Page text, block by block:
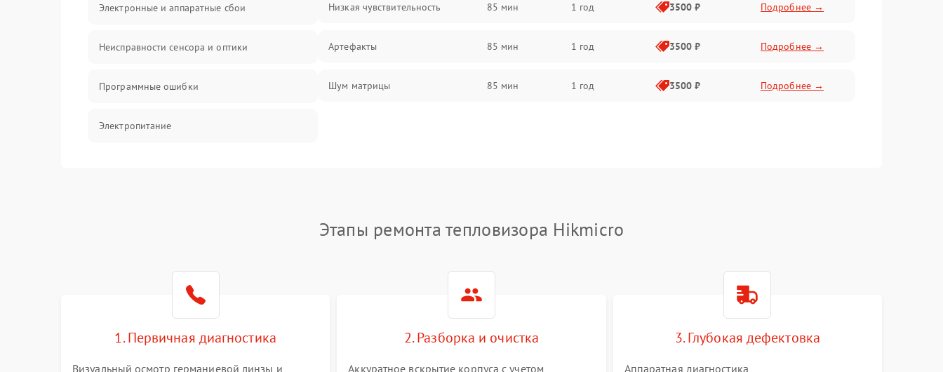
Электронные и аппаратные сбои
Неисправности сенсора и оптики
Программные ошибки
Электропитание
Температурные проблемы
Сбои коммуникаций и интерфейсов
Низкая чувствительность 85 мин 1 год 3500 ₽ Подробнее →
Артефакты 85 мин 1 год 3500 ₽ Подробнее →
Шум матрицы 85 мин 1 год 3500 ₽ Подробнее →
Этапы ремонта тепловизора Hikmicro
1. Первичная диагностика
Визуальный осмотр германиевой линзы и
2. Разборка и очистка
Аккуратное вскрытие корпуса с учетом
3. Глубокая дефектовка
Аппаратная диагностика